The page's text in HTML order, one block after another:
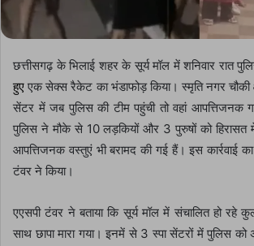
छत्तीसगढ़ के भिलाई शहर के सूर्य मॉल में शनिवार रात
हुए एक सेक्स रैकेट का भंडाफोड़ किया। स्मृति नगर चौकी
सेंटर में जब पुलिस की टीम पहुंची तो वहां आपत्तिजनक
पुलिस ने मौके से 10 लड़कियों और 3 पुरुषों को हिरासत
आपत्तिजनक वस्तुएं भी बरामद की गई हैं। इस कार्रवाई
टंवर ने किया।
एएसपी टंवर ने बताया कि सूर्य मॉल में संचालित हो रहे
साथ छापा मारा गया। इनमें से 3 स्पा सेंटरों में पुलिस को